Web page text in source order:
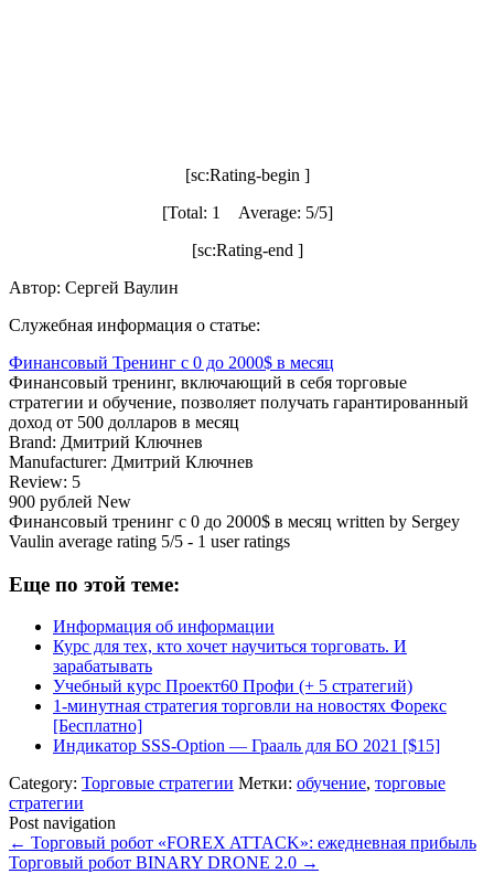
[sc:Rating-begin ]
[Total: 1 Average: 5/5]
[sc:Rating-end ]
Автор: Сергей Ваулин
Служебная информация о статье:
Финансовый Тренинг с 0 до 2000$ в месяц
Финансовый тренинг, включающий в себя торговые
стратегии и обучение, позволяет получать гарантированный
доход от 500 долларов в месяц
Brand: Дмитрий Ключнев
Manufacturer: Дмитрий Ключнев
Review: 5
900 рублей New
Финансовый тренинг с 0 до 2000$ в месяц written by Sergey
Vaulin average rating 5/5 - 1 user ratings
Еще по этой теме:
Информация об информации
Курс для тех, кто хочет научиться торговать. И
зарабатывать
Учебный курс Проект60 Профи (+ 5 стратегий)
1-минутная стратегия торговли на новостях Форекс
[Бесплатно]
Индикатор SSS-Option — Грааль для БО 2021 [$15]
Category: Торговые стратегии Метки: обучение, торговые
стратегии
Post navigation
← Торговый робот «FOREX ATTACK»: ежедневная прибыль
Торговый робот BINARY DRONE 2.0 →